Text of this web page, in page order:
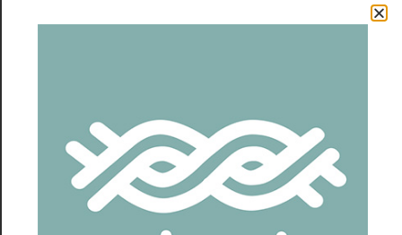
En la muestra, hice cambios de color y de hilado,
punto no permite modificar las medidas, sin embargo, es
un diseño ancho que abarca desde la talla XS hasta la XL,
quedará más suelto o más ajustado dependiendo del
El largo lo puedes modificar como quieras.